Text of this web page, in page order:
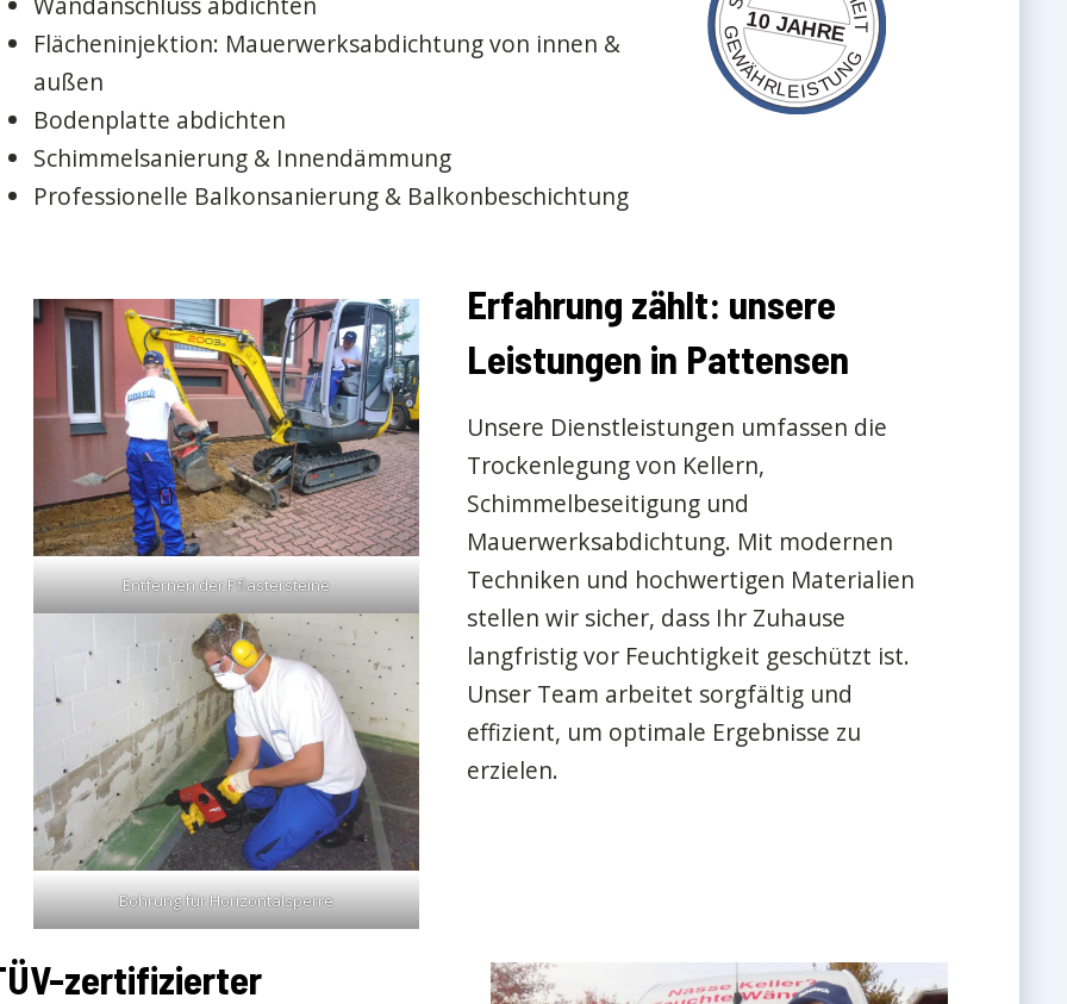
Flächeninjektion: Mauerwerksabdichtung von innen &
außen
Bodenplatte abdichten
Schimmelsanierung & Innendämmung
Professionelle Balkonsanierung & Balkonbeschichtung
Entfernen der Pflastersteine
Bohrung für Horizontalsperre
Erfahrung zählt: unsere
Leistungen in Pattensen
Unsere Dienstleistungen umfassen die
Trockenlegung von Kellern,
Schimmelbeseitigung und
Mauerwerksabdichtung. Mit modernen
Techniken und hochwertigen Materialien
stellen wir sicher, dass Ihr Zuhause
langfristig vor Feuchtigkeit geschützt ist.
Unser Team arbeitet sorgfältig und
effizient, um optimale Ergebnisse zu
erzielen.
zertifizierter